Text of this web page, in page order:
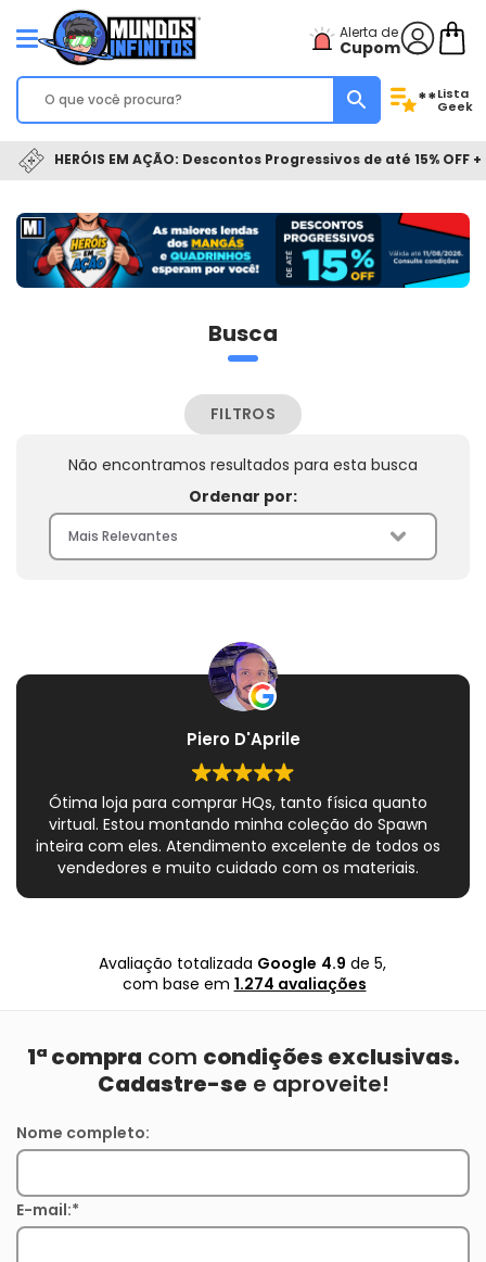
Alerta de
Cupom
**Lista
Geek
HERÓIS EM AÇÃO: Descontos Progressivos de até 15% OFF
Busca
FILTROS
Não encontramos resultados para esta busca
Ordenar por:
Piero D'Aprile
Ótima loja para comprar HQs, tanto física quanto
virtual. Estou montando minha coleção do Spawn
inteira com eles. Atendimento excelente de todos os
vendedores e muito cuidado com os materiais.
Avaliação totalizada Google 4.9 de 5,
com base em 1.274 avaliações